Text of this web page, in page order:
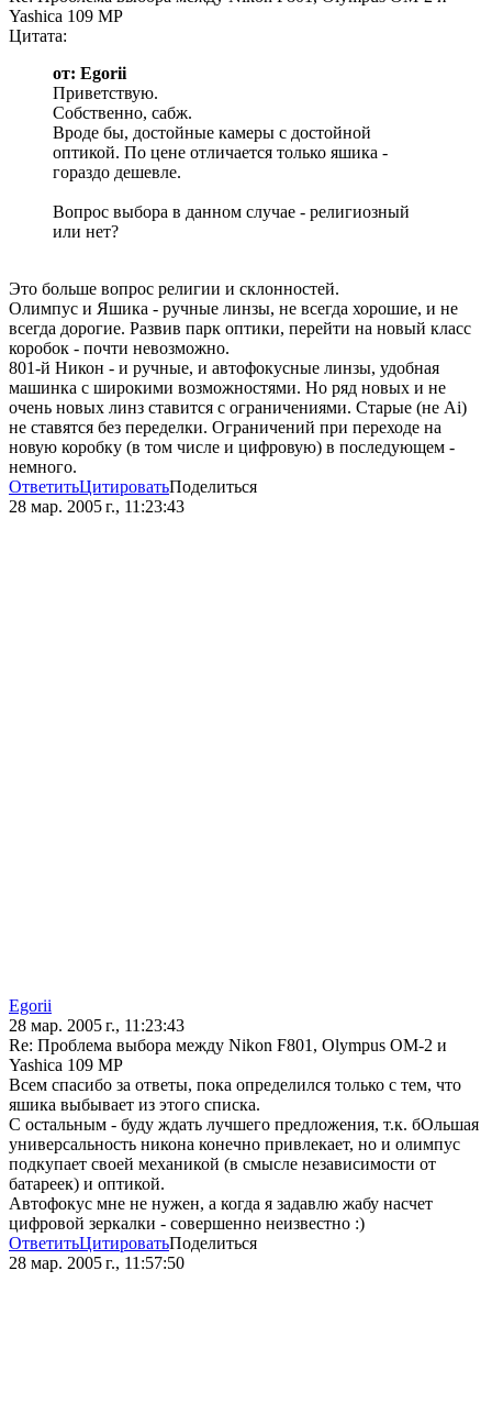
Yashica 109 MP
Цитата:
от: Egorii
Приветствую.
Собственно, сабж.
Вроде бы, достойные камеры с достойной
оптикой. По цене отличается только яшика -
гораздо дешевле.
Вопрос выбора в данном случае - религиозный
или нет?
Это больше вопрос религии и склонностей.
Олимпус и Яшика - ручные линзы, не всегда хорошие, и не
всегда дорогие. Развив парк оптики, перейти на новый класс
коробок - почти невозможно.
801-й Никон - и ручные, и автофокусные линзы, удобная
машинка с широкими возможностями. Но ряд новых и не
очень новых линз ставится с ограничениями. Старые (не Аi)
не ставятся без переделки. Ограничений при переходе на
новую коробку (в том числе и цифровую) в последующем -
немного.
ОтветитьЦитироватьПоделиться
28 мар. 2005 г., 11:23:43
Egorii
28 мар. 2005 г., 11:23:43
Re: Проблема выбора между Nikon F801, Olympus OM-2 и
Yashica 109 MP
Всем спасибо за ответы, пока определился только с тем, что
яшика выбывает из этого списка.
С остальным - буду ждать лучшего предложения, т.к. бОльшая
универсальность никона конечно привлекает, но и олимпус
подкупает своей механикой (в смысле независимости от
батареек) и оптикой.
Автофокус мне не нужен, а когда я задавлю жабу насчет
цифровой зеркалки - совершенно неизвестно :)
ОтветитьЦитироватьПоделиться
28 мар. 2005 г., 11:57:50